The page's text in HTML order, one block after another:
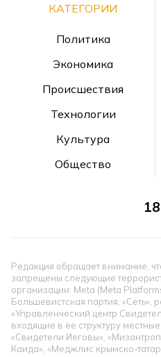
КАТЕГОРИИ
Политика
Экономика
Происшествия
Технологии
Культура
Общество
Редакция обращает внимание,
запрещены следующие
организации: Meta (Meta
Большевистская партия, «Сеть»,
«Управленческий центр
входящие в ее структуру
«Свидетели Иеговы»,
Каида», «Меджлис крымско-